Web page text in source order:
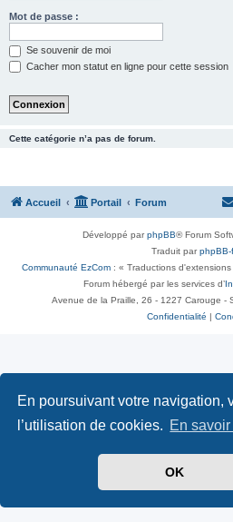
En poursuivant votre navigation,
l’utilisation de cookies. En
OK
Mot de passe :
Se souvenir de moi
Cacher mon statut en ligne pour cette session
Cette catégorie n’a pas de forum.
Accueil Portail Forum
Développé parphpBB® Forum
Traduit parphpBB-
Communauté EzCom : « Traductions
Forum hébergé par les services d’
Avenue de la Praille, 26 - 1227 Carouge -
Confidentialité